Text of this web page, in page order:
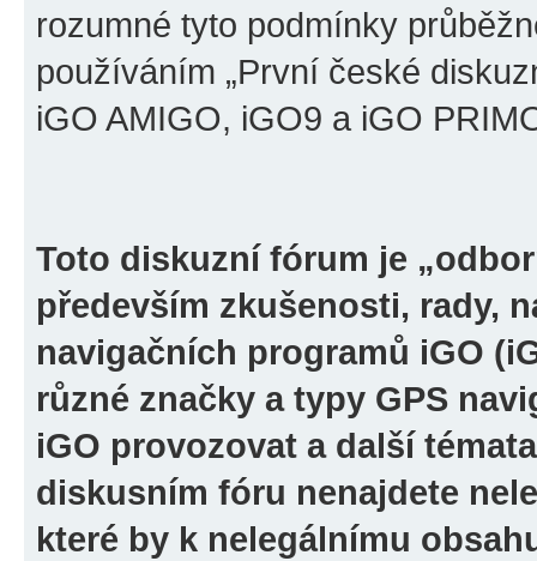
rozumné tyto podmínky
používáním „První české
iGO AMIGO, iGO9 a iGO
Toto diskuzní fórum je
především zkušenosti, rady,
navigačních programů iGO
různé značky a typy GPS
iGO provozovat a další
diskusním fóru nenajdete
které by k nelegálnímu